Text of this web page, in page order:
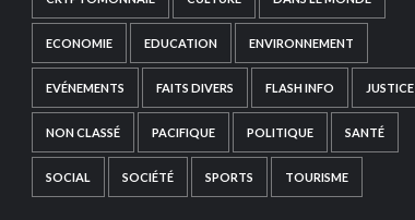
ECONOMIE EDUCATION ENVIRONNEMENT
EVÉNEMENTS FAITS DIVERS FLASH INFO JUSTICE
NON CLASSÉ PACIFIQUE POLITIQUE SANTÉ
SOCIAL SOCIÉTÉ SPORTS TOURISME